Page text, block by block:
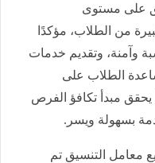
على مستوى
من الطلاب، مؤكدًا
وآمنة، وتقديم خدمات
الطلاب على
مبدأ تكافؤ الفرص
بسهولة ويسر.
معامل التنسيق تم